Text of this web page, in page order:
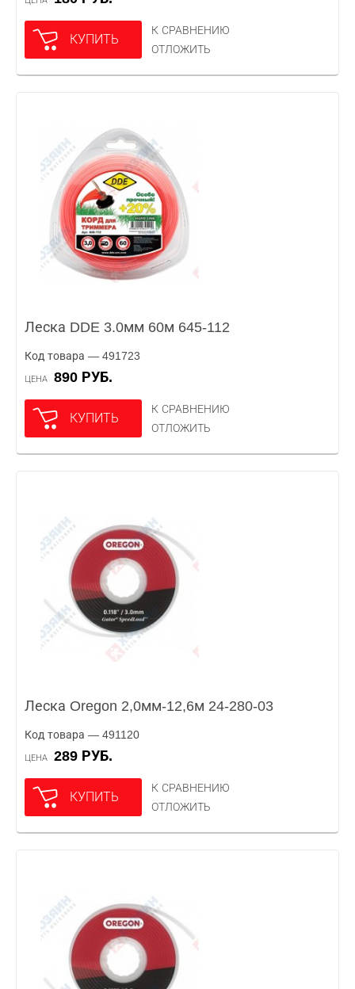
КУПИТЬ
К СРАВНЕНИЮ
ОТЛОЖИТЬ
Леска DDE 3.0мм 60м 645-112
Код товара — 491723
ЦЕНА 890 РУБ.
КУПИТЬ
К СРАВНЕНИЮ
ОТЛОЖИТЬ
Леска Oregon 2,0мм-12,6м 24-280-03
Код товара — 491120
ЦЕНА 289 РУБ.
КУПИТЬ
К СРАВНЕНИЮ
ОТЛОЖИТЬ